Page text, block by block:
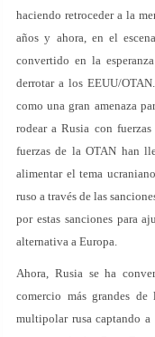
haciendo retroceder a la
años y ahora, en el
convertido en la
derrotar a los EEUU/
como una gran amenaza
rodear a Rusia con
fuerzas de la OTAN han
alimentar el tema
ruso a través de las
por estas sanciones para
alternativa a Europa.
Ahora, Rusia se ha
comercio más grandes
multipolar rusa captando a